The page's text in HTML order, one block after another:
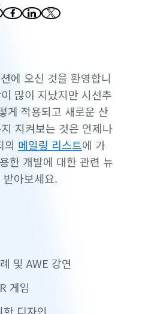
에 오신 것을 환영합니
많이 지났지만 시선추
게 적용되고 새로운 산
지켜보는 것은 언제나
의 메일링 리스트에 가
한 개발에 대한 관련 뉴
아보세요.
및 AWE 강연
게임